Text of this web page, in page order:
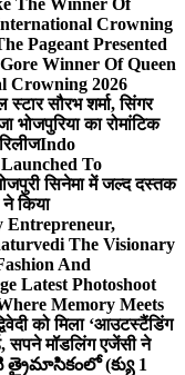
The Winner Of
Crowning
Pageant Presented
Winner Of Queen
Crowning 2026
स्टार सौरभ शर्मा, सिंगर
भोजपुरिया का रोमांटिक
Indo
To
सिनेमा में जल्द दस्तक
ने किया
Entrepreneur,
The Visionary
And
Latest Photoshoot
Memory Meets
को मिला ‘आउटस्टैंडिंग
सपने मॉडलिंग एजेंसी ने
త్రైమాసికంలో (క్యు 1